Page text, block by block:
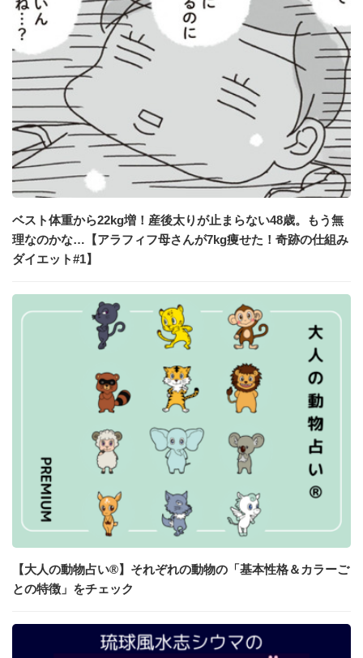
ベスト体重から22kg増！産後太りが止まらない48歳。もう無
理なのかな…【アラフィフ母さんが7kg痩せた！奇跡の仕組み
ダイエット#1】
【大人の動物占い®】それぞれの動物の「基本性格＆カラーご
との特徴」をチェック